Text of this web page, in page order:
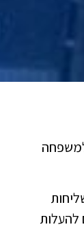
להעלות